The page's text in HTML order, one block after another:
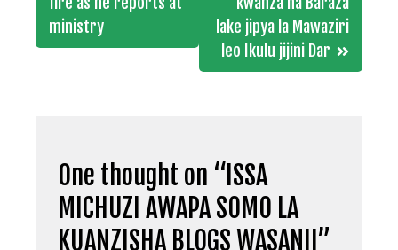
navigation
ministry
lake jipya la Mawaziri
leo Ikulu jijini Dar
One thought on “ ISSA
MICHUZI AWAPA SOMO LA
KUANZISHA BLOGS WASANII ”